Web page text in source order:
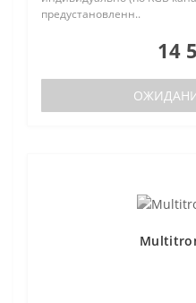
предустановленн..
14